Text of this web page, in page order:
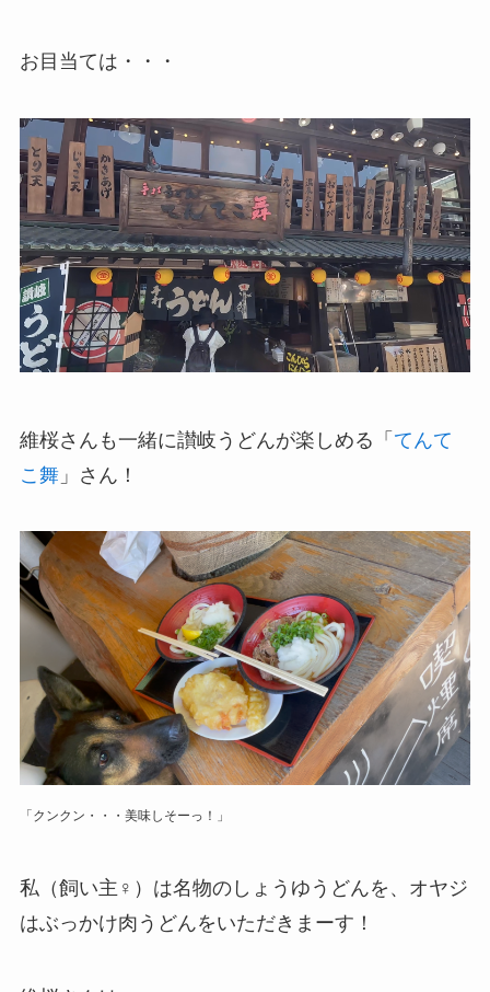
お目当ては・・・
維桜さんも一緒に讃岐うどんが楽しめる「 てんて
こ舞」さん！
「クンクン・・・美味しそーっ！」
私（飼い主♀）は名物のしょうゆうどんを、オヤジ
はぶっかけ肉うどんをいただきまーす！